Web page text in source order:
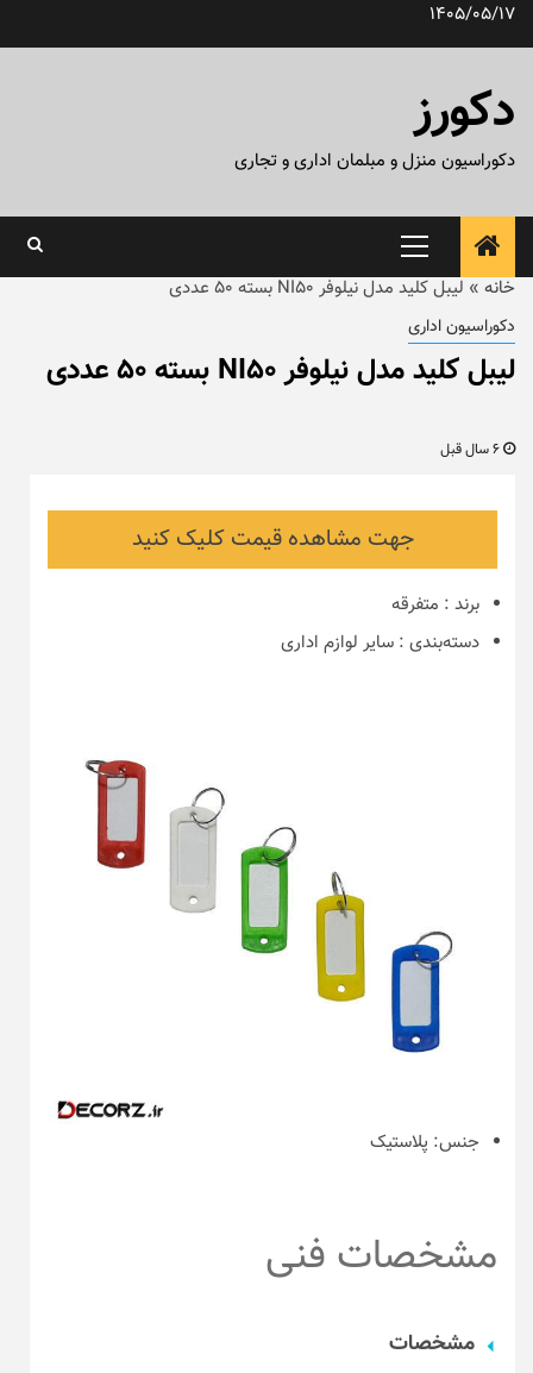
پرش1405/05/17
دکورز
دکوراسیون منزل و مبلمان اداری و تجاری
منوی
اصلی
خانه » لیبل کلید مدل نیلوفر NI50 بسته ۵۰ عددی
دکوراسیون اداری
لیبل کلید مدل نیلوفر NI50 بسته ۵۰ عددی
جهت مشاهده قیمت کلیک کنید
برند : متفرقه
دسته‌بندی : سایر لوازم اداری
جنس: پلاستیک
مشخصات فنی
مشخصات